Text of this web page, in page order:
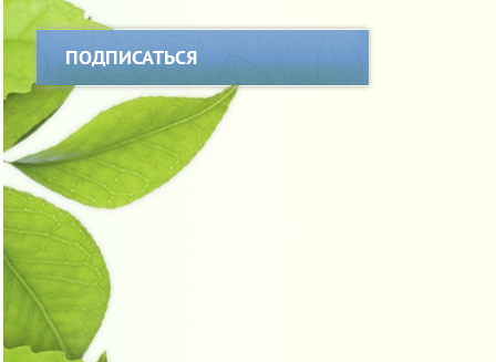
ПОДПИСАТЬСЯ